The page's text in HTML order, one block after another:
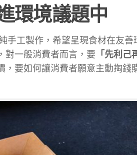
環境議題中
手工製作，希望呈現食材在友
對一般消費者而言，要 「先利己
要如何讓消費者願意主動掏錢